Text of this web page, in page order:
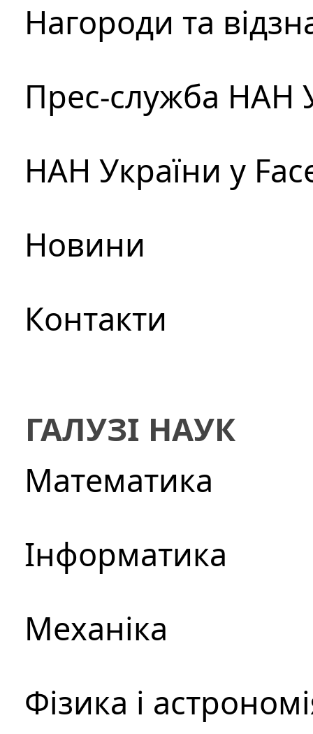
Нагороди та
Прес-служба НАН
НАН України у
Новини
Контакти
ГАЛУЗІ НАУК
Математика
Інформатика
Механіка
Фізика і